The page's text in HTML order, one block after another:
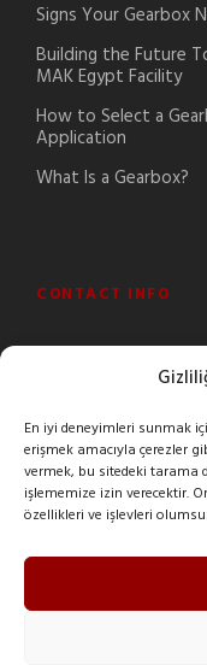
En iyi deneyimleri sunmak
erişmek amacıyla çerezler
vermek, bu sitedeki tarama
işlememize izin verecektir.
özellikleri ve işlevleri
Signs Your Gearbox
Building the Future
MAK Egypt Facility
How to Select a
Application
What Is a Gearbox?
CONTACT INFO
+90 216 378 03 26